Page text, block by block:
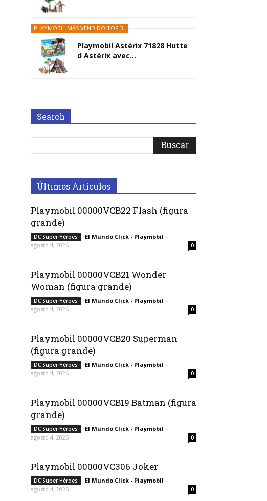
PLAYMOBIL MÁS VENDIDO TOP 3
Playmobil Astérix 71828 Hutte
d Astérix avec...
Search
Últimos Artículos
Playmobil 00000VCB22 Flash (figura
grande)
DC Super Héroes El Mundo Click - Playmobil -
agosto 4, 2026
0
Playmobil 00000VCB21 Wonder
Woman (figura grande)
DC Super Héroes El Mundo Click - Playmobil -
agosto 4, 2026
0
Playmobil 00000VCB20 Superman
(figura grande)
DC Super Héroes El Mundo Click - Playmobil -
agosto 4, 2026
0
Playmobil 00000VCB19 Batman (figura
grande)
DC Super Héroes El Mundo Click - Playmobil -
agosto 4, 2026
0
Playmobil 00000VC306 Joker
DC Super Héroes El Mundo Click - Playmobil -
agosto 4, 2026
0